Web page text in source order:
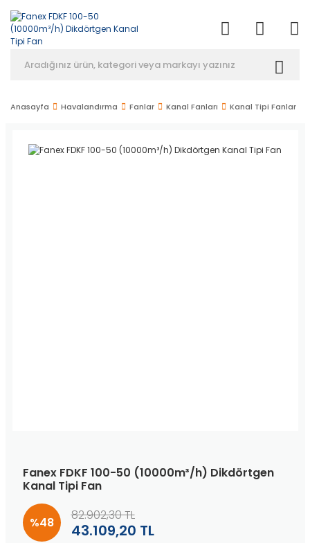
Anasayfa Havalandırma Fanlar Kanal Fanları Kanal Tipi Fanlar
Fanex FDKF 100-50 (10000m³/h) Dikdörtgen
Kanal Tipi Fan
%48 43.109,20 TL
82.902,30 TL